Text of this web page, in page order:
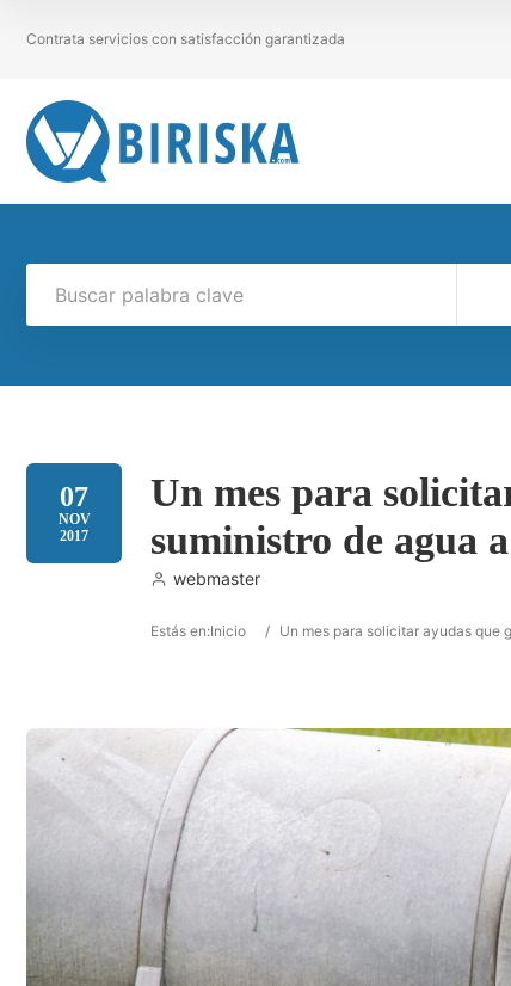
Contrata servicios con satisfacción garantizada
07
NOV
2017
Un mes para
suministro de agua
webmaster
Estás en:Inicio / Un mes para solicitar ayudas que